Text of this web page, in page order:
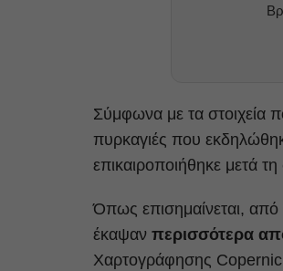
Σύμφωνα με τα στοιχεία
πυρκαγιές που
επικαιροποιήθηκε μετά
Όπως επισημαίνεται,
έκαψαν περισσότερα
Χαρτογράφησης